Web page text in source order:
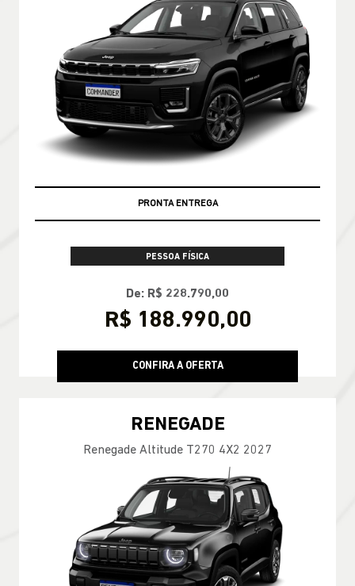
PRONTA ENTREGA
PESSOA FÍSICA
De: R$ 228.790,00
R$ 188.990,00
CONFIRA A OFERTA
RENEGADE
Renegade Altitude T270 4X2 2027